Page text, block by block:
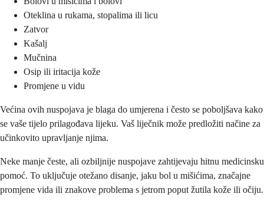
Oteklina u rukama, stopalima ili licu
Zatvor
Kašalj
Mučnina
Osip ili iritacija kože
Promjene u vidu
Većina ovih nuspojava je blaga do umjerena i često se poboljšava kako
se vaše tijelo prilagođava lijeku. Vaš liječnik može predložiti načine za
učinkovito upravljanje njima.
Neke manje česte, ali ozbiljnije nuspojave zahtijevaju hitnu medicinsku
pomoć. To uključuje otežano disanje, jaku bol u mišićima, značajne
promjene vida ili znakove problema s jetrom poput žutila kože ili očiju.